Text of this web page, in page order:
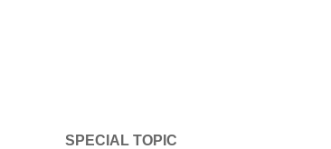
SPECIAL TOPIC